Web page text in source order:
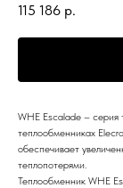
115 186 р.
WHE Escalade – серия
теплообменниках
обеспечивает
теплопотерями.
Теплообменник WHE